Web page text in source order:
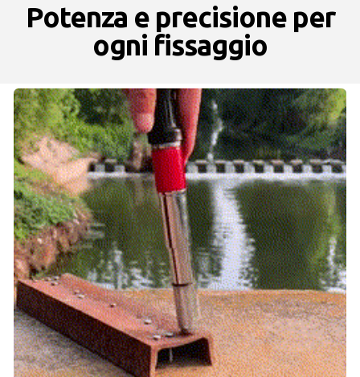
Potenza e precisione per
ogni fissaggio